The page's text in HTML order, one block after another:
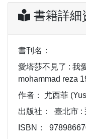
書籍詳細
書刊名：
愛塔莎不見了 : 我
mohammad reza
作者：
尤西菲
出版社：
臺北市 :
ISBN：